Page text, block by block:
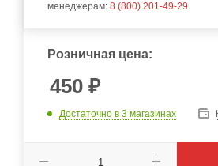
менеджерам: 8 (800) 201-49-29
Розничная цена:
450 ₽
Достаточно в 3 магазинах